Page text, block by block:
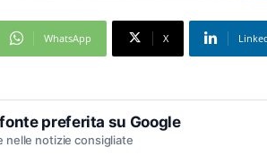
WhatsApp X
preferita su Google
nelle notizie consigliate